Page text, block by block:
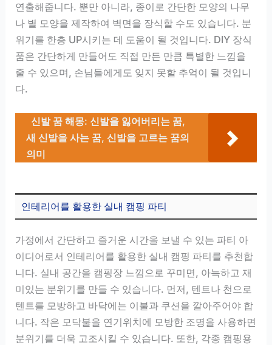
연출해줍니다. 뿐만 아니라, 종이로 간단한 모양의 나무
나 별 모양을 제작하여 벽면을 장식할 수도 있습니다. 분
위기를 한층 UP시키는 데 도움이 될 것입니다. DIY 장식
품은 간단하게 만들어도 직접 만든 만큼 특별한 느낌을
줄 수 있으며, 손님들에게도 잊지 못할 추억이 될 것입니
다.
신발 꿈 해몽: 신발을 잃어버리는 꿈,
새 신발을 사는 꿈, 신발을 고르는 꿈의
의미
인테리어를 활용한 실내 캠핑 파티
가정에서 간단하고 즐거운 시간을 보낼 수 있는 파티 아
이디어로서 인테리어를 활용한 실내 캠핑 파티를 추천합
니다. 실내 공간을 캠핑장 느낌으로 꾸미면, 아늑하고 재
미있는 분위기를 만들 수 있습니다. 먼저, 텐트나 천으로
텐트를 모방하고 바닥에는 이불과 쿠션을 깔아주어야 합
니다. 작은 모닥불을 연기위치에 모방한 조명을 사용하면
분위기를 더욱 고조시킬 수 있습니다. 또한, 각종 캠핑용